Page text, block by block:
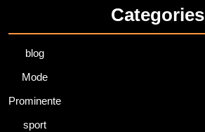
Categories
blog
Mode
Prominente
sport